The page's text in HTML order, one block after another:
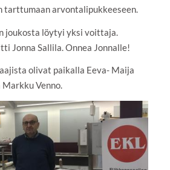
tarttumaan arvontalipukkeeseen.
joukosta löytyi yksi voittaja.
Jonna Sallila. Onnea Jonnalle!
olivat paikalla Eeva- Maija
Markku Venno.